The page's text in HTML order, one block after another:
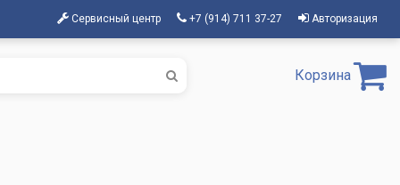
Сервисный центр +7 (914) 711 37-27 Авторизация
Корзина